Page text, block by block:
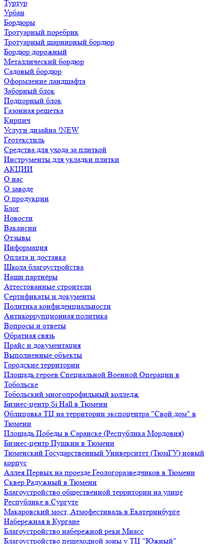
Туртур
Урбан
Бордюры
Тротуарный поребрик
Тротуарный шарнирный бордюр
Бордюр дорожный
Металлический бордюр
Садовый бордюр
Оформление ландшафта
Заборный блок
Подпорный блок
Газонная решетка
Кирпич
Услуги дизайна !NEW
Геотекстиль
Средства для ухода за плиткой
Инструменты для укладки плитки
АКЦИИ
О нас
О заводе
О продукции
Блог
Новости
Вакансии
Отзывы
Информация
Оплата и доставка
Школа благоустройства
Наши партнёры
Аттестованные строители
Сертификаты и документы
Политика конфиденциальности
Антикоррупционная политика
Вопросы и ответы
Обратная связь
Прайс и документация
Выполненные объекты
Городские территории
Площадь героев Специальной Военной Операции в
Тобольске
Тобольский многопрофильный колледж
Бизнес-центр Si Hall в Тюмени
Облицовка ТЦ на территории экспоцентра "Свой дом" в
Тюмени
Площадь Победы в Саранске (Республика Мордовия)
Бизнес-центр Пушкин в Тюмени
Тюменский Государственный Университет (ТюмГУ) новый
корпус
Аллея Первых на проезде Геологоразведчиков в Тюмени
Сквер Радужный в Тюмени
Благоустройство общественной территории на улице
Республике в Сургуте
Макаровский мост, Атмофестиваль в Екатеринбурге
Набережная в Кургане
Благоустройство набережной реки Миасс
Благоустройство пешеходной зоны у ТЦ "Южный"